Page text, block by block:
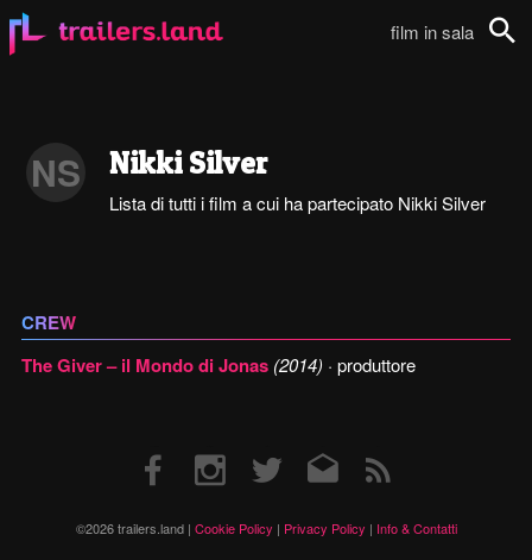
film in sala
NS Nikki Silver
Lista di tutti i film a cui ha partecipato Nikki Silver
CREW
The Giver – il Mondo di Jonas (2014) · produttore
©2026 trailers.land | Cookie Policy | Privacy Policy | Info & Contatti